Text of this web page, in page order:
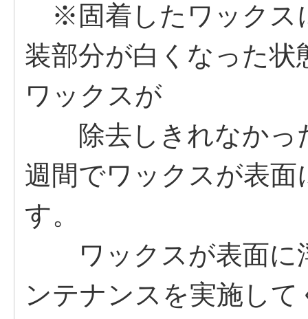
※固着したワックス
装部分が白くなった
ワックスが
除去しきれなかっ
週間でワックスが表
す。
ワックスが表面に
ンテナンスを実施し